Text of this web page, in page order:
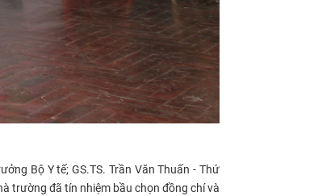
Bộ Y tế; GS.TS. Trần Văn Thuấn - Thứ
trường đã tín nhiệm bầu chọn đồng chí và